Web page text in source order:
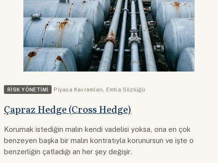
RISK YÖNETIMI Piyasa Kavramları Emtia Sözlüğü
Çapraz Hedge (Cross Hedge)
Korumak istediğin malın kendi vadelisi yoksa, ona en çok
benzeyen başka bir malın kontratıyla korunursun ve işte o
benzerliğin çatladığı an her şey değişir.